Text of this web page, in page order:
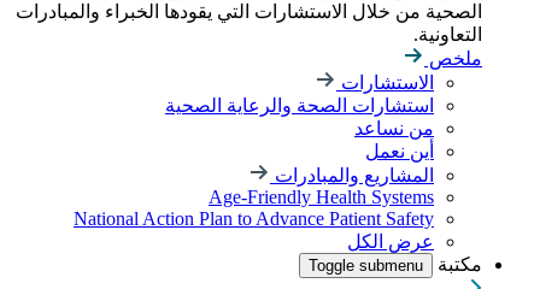
الصحية من خلال الاستشارات التي يقودها الخبراء والمبادرات
التعاونية.
ملخص
الاستشارات
استشارات الصحة والرعاية الصحية
من نساعد
أين نعمل
المشاريع والمبادرات
Age-Friendly Health Systems
National Action Plan to Advance Patient Safety
عرض الكل
مكتبة
Toggle submenu